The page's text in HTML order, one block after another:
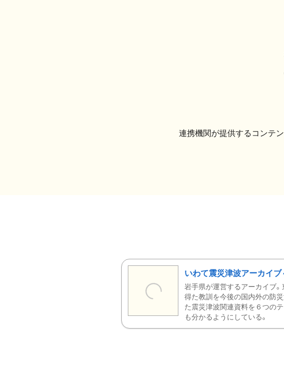
連携機関が提供するコンテン
いわて震災津波アーカイブ
岩手県が運営するアーカイブ
得た教訓を今後の国内外の防
た震災津波関連資料を６つの
も分かるようにしている。